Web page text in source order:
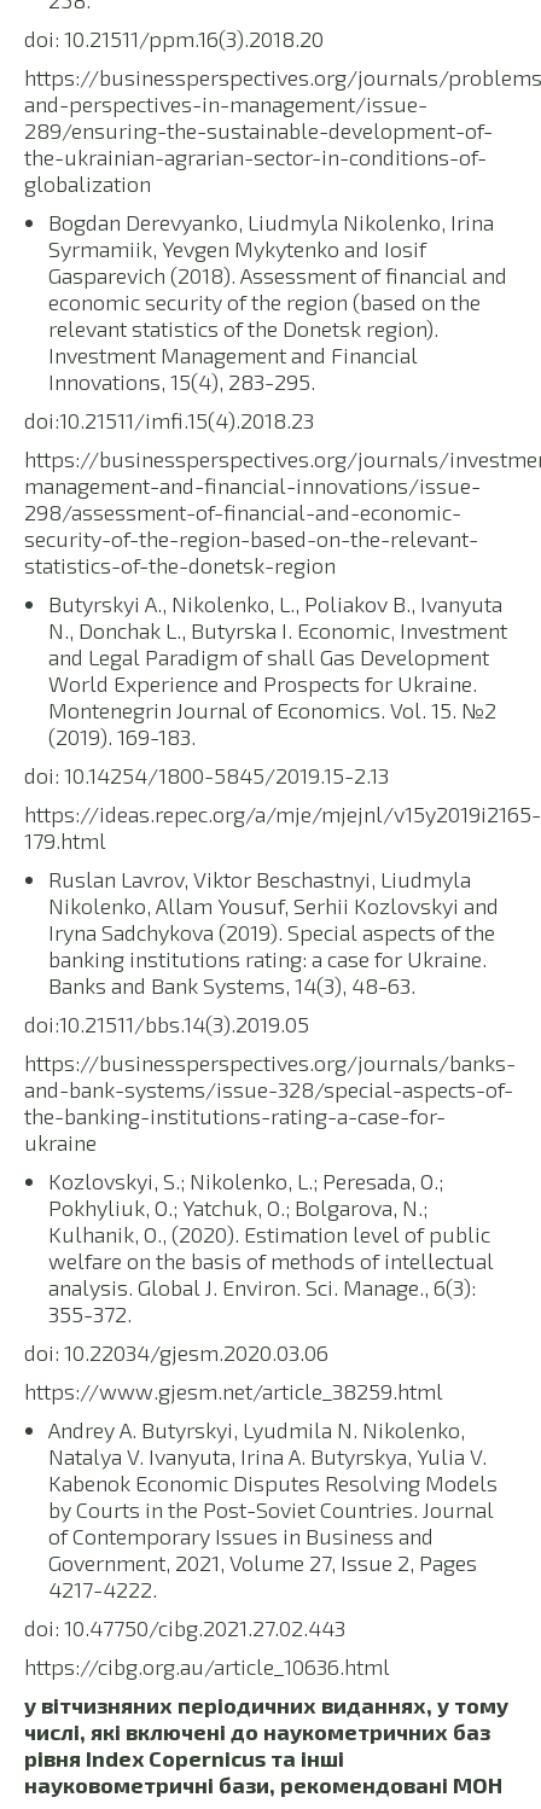
doi: 10.21511/ppm.16(3).2018.20
https://businessperspectives.org/journals/
and-perspectives-in-management/issue-
289/ensuring-the-sustainable-development-of-
the-ukrainian-agrarian-sector-in-conditions-of-
globalization
Bogdan Derevyanko, Liudmyla Nikolenko, Irina
Syrmamiik, Yevgen Mykytenko and Iosif
Gasparevich (2018). Assessment of financial and
economic security of the region (based on the
relevant statistics of the Donetsk region).
Investment Management and Financial
Innovations, 15(4), 283-295.
doi:10.21511/imfi.15(4).2018.23
https://businessperspectives.org/journals/
management-and-financial-innovations/issue-
298/assessment-of-financial-and-economic-
security-of-the-region-based-on-the-relevant-
statistics-of-the-donetsk-region
Butyrskyi A., Nikolenko, L., Poliakov B., Ivanyuta
N., Donchak L., Butyrska I. Economic, Investment
and Legal Paradigm of shall Gas Development
World Experience and Prospects for Ukraine.
Montenegrin Journal of Economics. Vol. 15. №2
(2019). 169-183.
doi: 10.14254/1800-5845/2019.15-2.13
https://ideas.repec.org/a/mje/mjejnl/v15y2019i2165-
179.html
Ruslan Lavrov, Viktor Beschastnyi, Liudmyla
Nikolenko, Allam Yousuf, Serhii Kozlovskyi and
Iryna Sadchykova (2019). Special aspects of the
banking institutions rating: a case for Ukraine.
Banks and Bank Systems, 14(3), 48-63.
doi:10.21511/bbs.14(3).2019.05
https://businessperspectives.org/journals/banks-
and-bank-systems/issue-328/special-aspects-of-
the-banking-institutions-rating-a-case-for-
ukraine
Kozlovskyi, S.; Nikolenko, L.; Peresada, O.;
Pokhyliuk, O.; Yatchuk, O.; Bolgarova, N.;
Kulhanik, O., (2020). Estimation level of public
welfare on the basis of methods of intellectual
analysis. Global J. Environ. Sci. Manage., 6(3):
355-372.
doi: 10.22034/gjesm.2020.03.06
https://www.gjesm.net/article_38259.html
Andrey A. Butyrskyi, Lyudmila N. Nikolenko,
Natalya V. Ivanyuta, Irina A. Butyrskya, Yulia V.
Kabenok Economic Disputes Resolving Models
by Courts in the Post-Soviet Countries. Journal
of Contemporary Issues in Business and
Government, 2021, Volume 27, Issue 2, Pages
4217-4222.
doi: 10.47750/cibg.2021.27.02.443
https://cibg.org.au/article_10636.html
у вітчизняних періодичних виданнях, у тому
числі, які включені до наукометричних баз
рівня Index Copernicus та інші
науковометричні бази, рекомендовані МОН